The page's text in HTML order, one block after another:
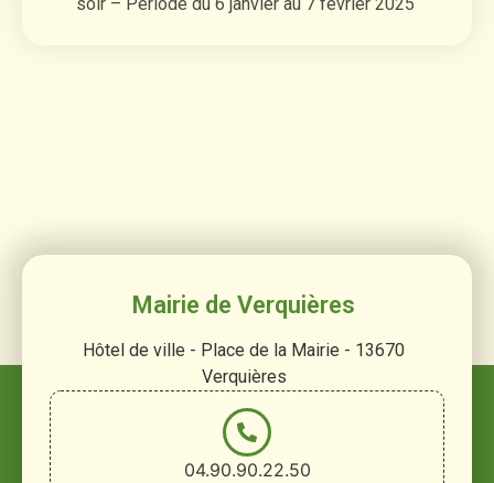
soir – Période du 6 janvier au 7 février 2025
Mairie de Verquières
Hôtel de ville - Place de la Mairie - 13670
Verquières
04.90.90.22.50